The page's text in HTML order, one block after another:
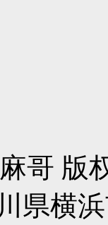
哥 版
県横